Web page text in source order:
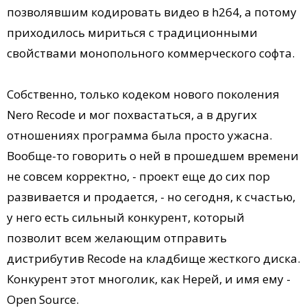
позволявшим кодировать видео в h264, а потому
приходилось мириться с традиционными
свойствами монопольного коммерческого софта.
Собственно, только кодеком нового поколения
Nero Recode и мог похвастаться, а в других
отношениях программа была просто ужасна.
Вообще-то говорить о ней в прошедшем времени
не совсем корректно, - проект еще до сих пор
развивается и продается, - но сегодня, к счастью,
у него есть сильный конкурент, который
позволит всем желающим отправить
дистрибутив Recode на кладбище жесткого диска.
Конкурент этот многолик, как Нерей, и имя ему -
Open Source.